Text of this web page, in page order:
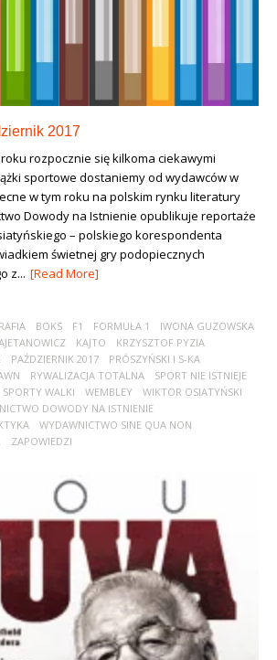
2017
rozpocznie się kilkoma ciekawymi
sportowe dostaniemy od wydawców w
w tym roku na polskim rynku literatury
Dowody na Istnienie opublikuje reportaże
– polskiego korespondenta
świetnej gry podopiecznych
z... [Read More]
BOKS F1 FORMUŁA 1
IWONA GUZOWSKA
KAJTO
KRZYSZTOF PYZIA
PAŹDZIERNIK 2017
PRÓSZYŃSKI I S-KA
RYWALIZACJA TOTALNA
SPORT NIE ISTNIEJE
SPORTY WALKI WEMBLEY
WIKTOR OSIATYŃSKI
DOWODY NA ISTNIENIE
WYDAWNICTWO SINE QUA NON
ZAPOWIEDZI